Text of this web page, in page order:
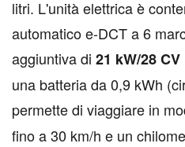
litri. L'unità elettrica è
automatico e-DCT a 6
aggiuntiva di 21 kW/28 CV
una batteria da 0,9 kWh
permette di viaggiare in
fino a 30 km/h e un